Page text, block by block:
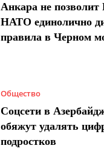
Анкара не позволит
НАТО единолично
правила в Черном
Общество
Соцсети в
обяжут удалять
подростков